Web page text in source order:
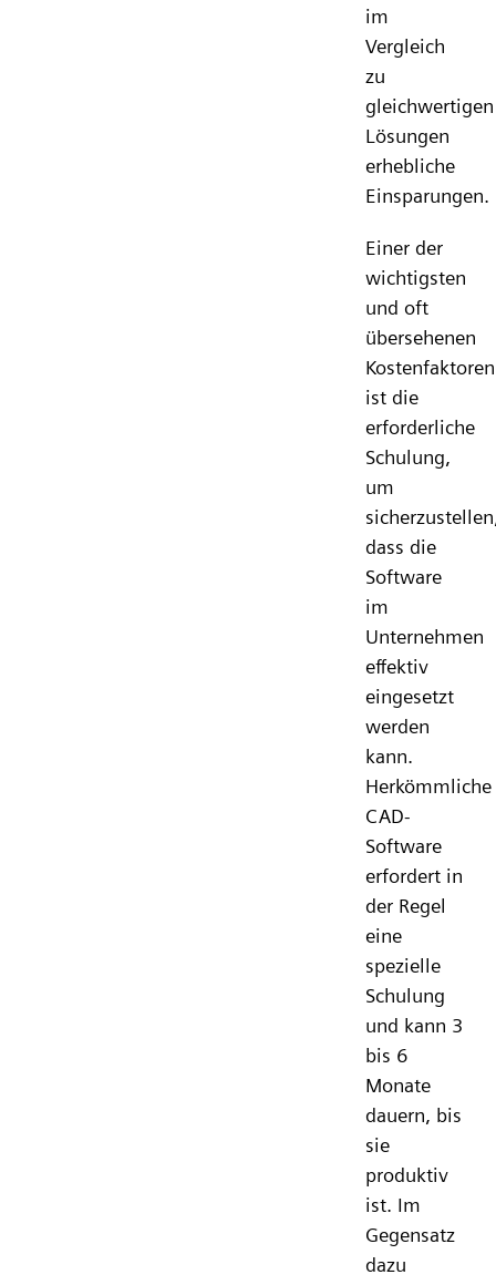
im
Vergleich
zu
gleichwertigen
Lösungen
erhebliche
Einsparungen.
Einer der
wichtigsten
und oft
übersehenen
Kostenfaktoren
ist die
erforderliche
Schulung,
um
dass die
Software
im
Unternehmen
effektiv
eingesetzt
werden
kann.
Herkömmliche
CAD-
Software
erfordert in
der Regel
eine
spezielle
Schulung
und kann 3
bis 6
Monate
dauern, bis
sie
produktiv
ist. Im
Gegensatz
dazu